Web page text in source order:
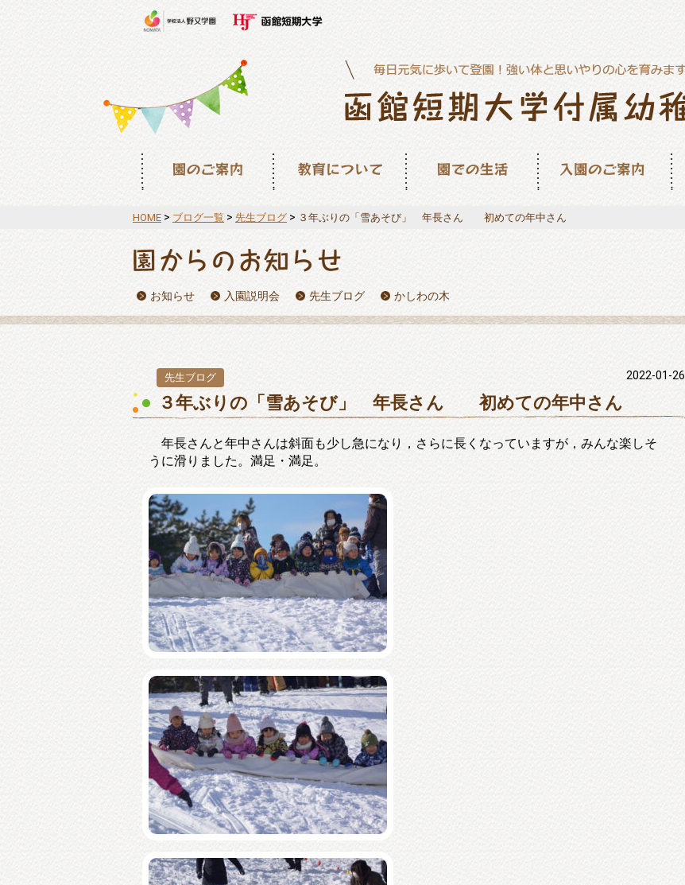
HOME > ブログ一覧 > 先生ブログ > ３年ぶりの「雪あそび」 年長さん 初めての年中さん
お知らせ 入園説明会 先生ブログ かしわの木
先生ブログ 2022-01-26
３年ぶりの「雪あそび」 年長さん 初めての年中さん
年長さんと年中さんは斜面も少し急になり，さらに長くなっていますが，みんな楽しそ
うに滑りました。満足・満足。